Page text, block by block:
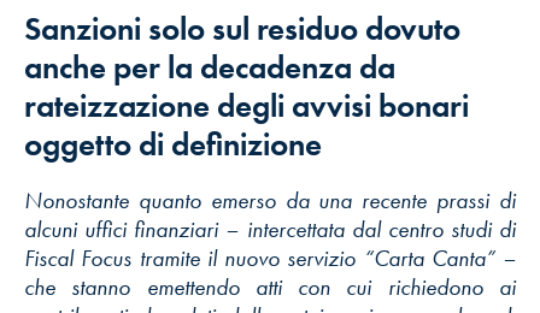
Sanzioni solo sul residuo dovuto
anche per la decadenza da
rateizzazione degli avvisi bonari
oggetto di definizione
Nonostante quanto emerso da una recente prassi di
alcuni uffici finanziari – intercettata dal centro studi di
Fiscal Focus tramite il nuovo servizio “Carta Canta” –
che stanno emettendo atti con cui richiedono ai